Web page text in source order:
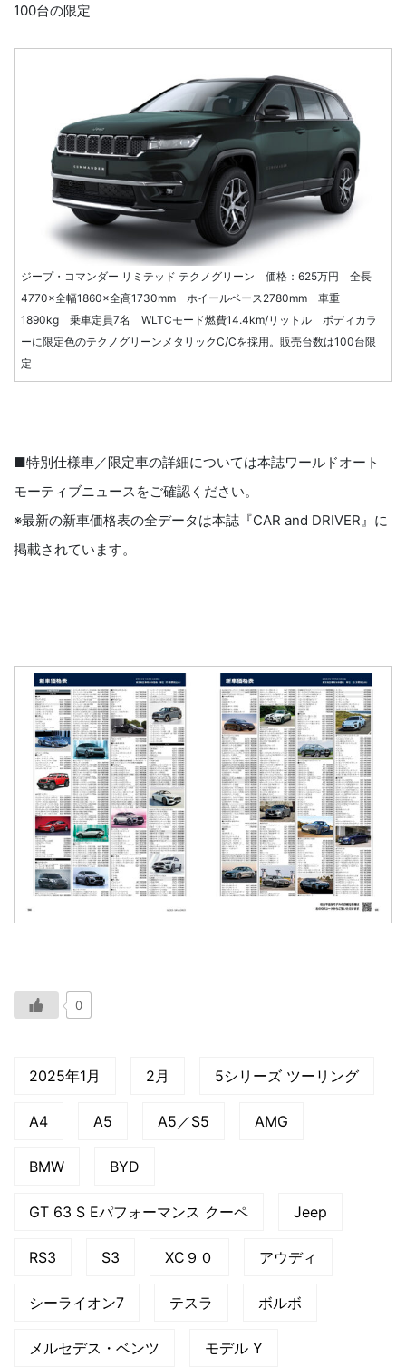
100台の限定
ジープ・コマンダー リミテッド テクノグリーン 価格：625万円 全長
4770×全幅1860×全高1730mm ホイールベース2780mm 車重
1890kg 乗車定員7名 WLTCモード燃費14.4km/リットル ボディカラ
ーに限定色のテクノグリーンメタリックC/Cを採用。販売台数は100台限
定
■特別仕様車／限定車の詳細については本誌ワールドオート
モーティブニュースをご確認ください。
※最新の新車価格表の全データは本誌『CAR and DRIVER』に
掲載されています。
0
2025年1月 2月 5シリーズ ツーリング
A4 A5 A5／S5 AMG
BMW BYD
GT 63 S Eパフォーマンス クーペ Jeep
RS3 S3 XC９０ アウディ
シーライオン7 テスラ ボルボ
メルセデス・ベンツ モデル Y